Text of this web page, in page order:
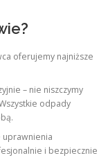
oferujemy najniższe
– nie niszczymy
odpady
uprawnienia
i bezpiecznie